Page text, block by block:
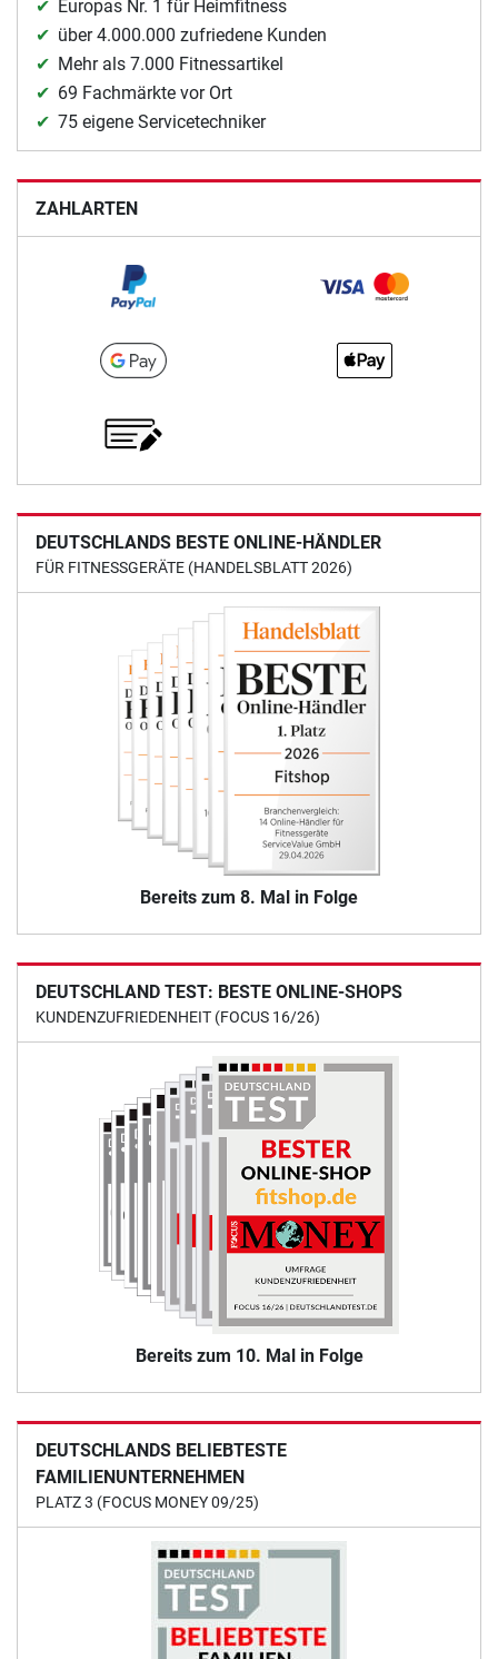
Europas Nr. 1 für Heimfitness
über 4.000.000 zufriedene Kunden
Mehr als 7.000 Fitnessartikel
69 Fachmärkte vor Ort
75 eigene Servicetechniker
ZAHLARTEN
DEUTSCHLANDS BESTE ONLINE-HÄNDLER
FÜR FITNESSGERÄTE (HANDELSBLATT 2026)
Bereits zum 8. Mal in Folge
DEUTSCHLAND TEST: BESTE ONLINE-SHOPS
KUNDENZUFRIEDENHEIT (FOCUS 16/26)
Bereits zum 10. Mal in Folge
DEUTSCHLANDS BELIEBTESTE
FAMILIENUNTERNEHMEN
PLATZ 3 (FOCUS MONEY 09/25)